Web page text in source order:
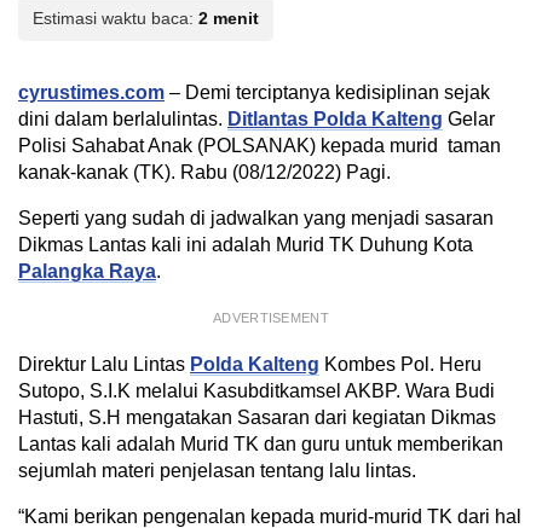
Estimasi waktu baca: 2 menit
cyrustimes.com – Demi terciptanya kedisiplinan sejak
dini dalam berlalulintas. Ditlantas Polda Kalteng Gelar
Polisi Sahabat Anak (POLSANAK) kepada murid taman
kanak-kanak (TK). Rabu (08/12/2022) Pagi.
Seperti yang sudah di jadwalkan yang menjadi sasaran
Dikmas Lantas kali ini adalah Murid TK Duhung Kota
Palangka Raya.
ADVERTISEMENT
Direktur Lalu Lintas Polda Kalteng Kombes Pol. Heru
Sutopo, S.I.K melalui Kasubditkamsel AKBP. Wara Budi
Hastuti, S.H mengatakan Sasaran dari kegiatan Dikmas
Lantas kali adalah Murid TK dan guru untuk memberikan
sejumlah materi penjelasan tentang lalu lintas.
“Kami berikan pengenalan kepada murid-murid TK dari hal